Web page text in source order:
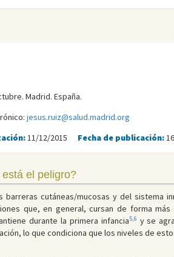
Madrid. España.
jesus.ruiz@salud.madrid.org
11/12/2015 Fecha de publicación:
el peligro?
cutáneas/mucosas y del sistema
que, en general, cursan de forma
durante la primera infancia5,6 y se
lo que condiciona que los niveles de